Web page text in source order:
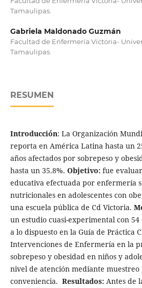
Tamaulipas.
Gabriela Maldonado Guzmán
Facultad de Enfermería Victoria-
Tamaulipas.
RESUMEN
Introducción: La Organización
reporta en América Latina hasta un
años afectados por sobrepeso y
hasta un 35.8%. Objetivo: fue
educativa efectuada por enfermería
nutricionales en adolescentes con
una escuela pública de Cd Victoria.
un estudio cuasi-experimental con
a lo dispuesto en la Guía de Práctica
Intervenciones de Enfermería en la
sobrepeso y obesidad en niños y
nivel de atención mediante
conveniencia. Resultados: Antes de